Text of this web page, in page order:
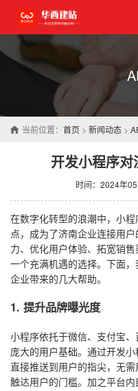
当前位置： 首页 > 新闻动态 >
开发小程序
时间：2024年
在数字化转型的浪潮中，小
点，成为了济南企业连接用
力、优化用户体验、拓宽销
一个充满机遇的选择。下面
企业带来的几大帮助。
1. 提升品牌曝光度
小程序依托于微信、支付宝
庞大的用户基础。通过开发
直接推送到用户的指尖，无
触达用户的门槛。加之平台